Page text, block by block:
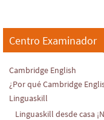
Centro Examinador
Cambridge English
¿Por qué Cambridge
Linguaskill
Linguaskill desde casa